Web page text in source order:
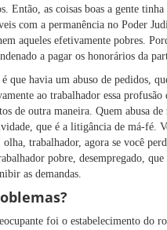
Então, as coisas boas a gente
com a permanência no Poder
aqueles efetivamente pobres.
a pagar os honorários da
que havia um abuso de pedidos,
ao trabalhador essa
de outra maneira. Quem abusa
que é a litigância de má-fé.
trabalhador, agora se você
pobre, desempregado,
as demandas.
foi o estabelecimento do